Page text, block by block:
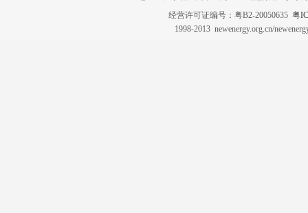
经营许可证编号：粤B2-20050635 粤
1998-2013 newenergy.org.cn/